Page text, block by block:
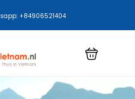
+84906521404